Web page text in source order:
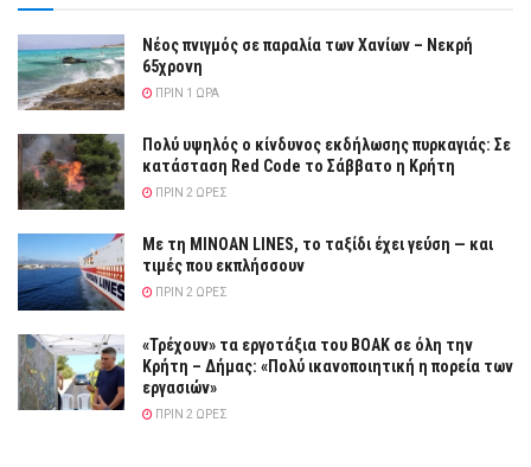
Νέος πνιγμός σε παραλία των Χανίων – Νεκρή
65χρονη
ΠΡΙΝ 1 ΏΡΑ
Πολύ υψηλός ο κίνδυνος εκδήλωσης πυρκαγιάς: Σε
κατάσταση Red Code το Σάββατο η Κρήτη
ΠΡΙΝ 2 ΏΡΕΣ
Με τη MINOAN LINES, το ταξίδι έχει γεύση — και
τιμές που εκπλήσσουν
ΠΡΙΝ 2 ΏΡΕΣ
«Τρέχουν» τα εργοτάξια του ΒΟΑΚ σε όλη την
Κρήτη – Δήμας: «Πολύ ικανοποιητική η πορεία των
εργασιών»
ΠΡΙΝ 2 ΏΡΕΣ